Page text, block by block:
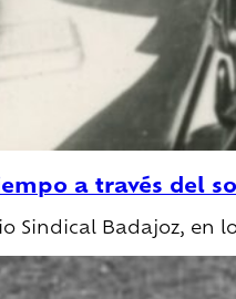
a través del
Sindical Badajoz, en